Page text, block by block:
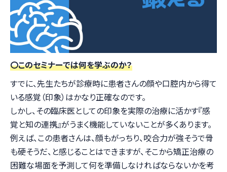
〇このセミナーでは何を学ぶのか？
すでに、先生たちが診療時に患者さんの顔や口腔内から得て
いる感覚（印象）はかなり正確なのです。
しかし、その臨床医としての印象を実際の治療に活かす『感
覚と知の連携』がうまく機能していないことが多くあります。
例えば、この患者さんは、顔もがっちり、咬合力が強そうで骨
も硬そうだ、と感じることはできますが、そこから矯正治療の
困難な場面を予測して何を準備しなければならないかを考